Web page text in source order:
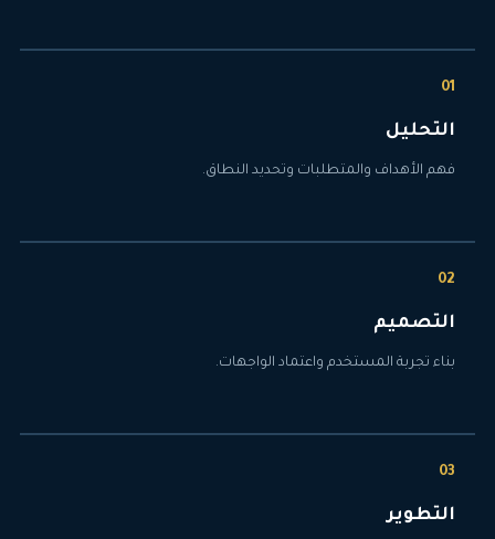
التحليل
فهم الأهداف والمتطلبات وتحديد النطاق.
التصميم
بناء تجربة المستخدم واعتماد الواجهات.
التطوير